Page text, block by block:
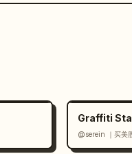
Graffiti
@serein ｜买美